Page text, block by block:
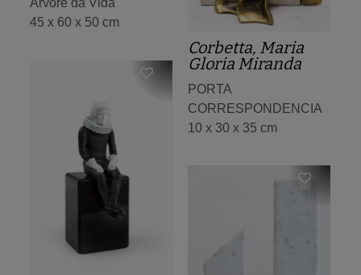
Árvore da Vida
45 x 60 x 50 cm
Corbetta, Maria
Gloria Miranda
PORTA
CORRESPONDENCIA
10 x 30 x 35 cm